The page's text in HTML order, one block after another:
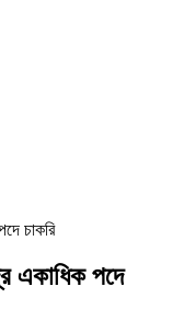
চাকরি
একাধিক পদে